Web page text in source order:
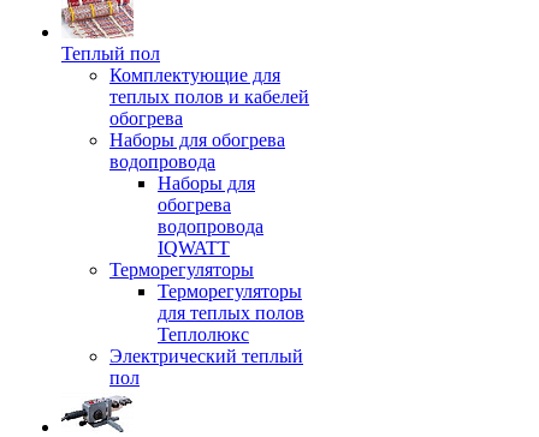
Теплый пол
Комплектующие для
теплых полов и кабелей
обогрева
Наборы для обогрева
водопровода
Наборы для
обогрева
водопровода
IQWATT
Терморегуляторы
Терморегуляторы
для теплых полов
Теплолюкс
Электрический теплый
пол